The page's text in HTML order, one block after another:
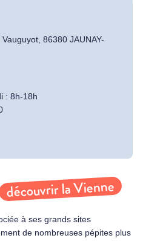
86380 JAUNAY-
: 8h-18h
découvrir la Vienne
à ses grands sites
de nombreuses pépites plus